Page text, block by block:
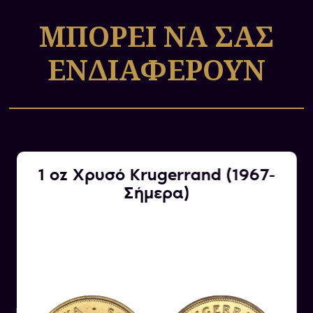
ΜΠΟΡΕΙ ΝΑ ΣΑΣ
ΕΝΔΙΑΦΕΡΟΥΝ
1 oz Χρυσό Krugerrand (1967-
Σήμερα)